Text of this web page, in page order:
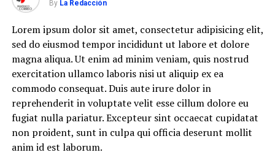
By La Redacción
Lorem ipsum dolor sit amet, consectetur adipisicing elit,
sed do eiusmod tempor incididunt ut labore et dolore
magna aliqua. Ut enim ad minim veniam, quis nostrud
exercitation ullamco laboris nisi ut aliquip ex ea
commodo consequat. Duis aute irure dolor in
reprehenderit in voluptate velit esse cillum dolore eu
fugiat nulla pariatur. Excepteur sint occaecat cupidatat
non proident, sunt in culpa qui officia deserunt mollit
anim id est laborum.